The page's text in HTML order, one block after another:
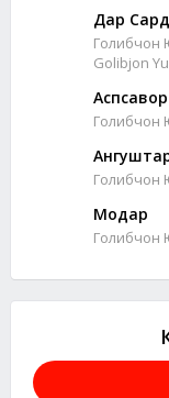
Дар
Голибчон
Golibjon
Голибчон
Голибчон
Модар
Голибчон